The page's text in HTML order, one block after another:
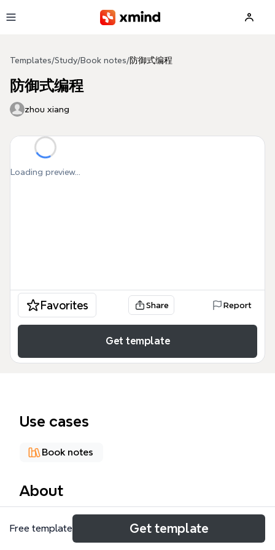
Templates/Study/Book notes/防御式编程
防御式编程
zhou xiang
Loading preview...
Favorites Share Report
Get template
Use cases
Book notes
About
防御式编程（Defensive Programming）是《代码大全
2》读书笔记中的核心主题，涵盖62个节点，从输入验
Free template Get template